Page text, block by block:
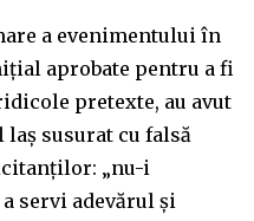
a evenimentului în
aprobate pentru a fi
pretexte, au avut
susurat cu falsă
„nu-i
servi adevărul și